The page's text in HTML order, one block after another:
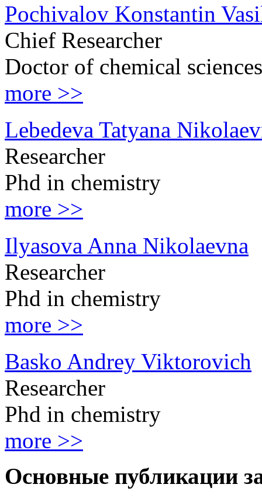
Pochivalov Konstantin
Chief Researcher
Doctor of сhemical sciences
more >>
Lebedeva Tatyana
Researcher
Phd in chemistry
more >>
Ilyasova Anna Nikolaevna
Researcher
Phd in chemistry
more >>
Basko Andrey Viktorovich
Researcher
Phd in chemistry
more >>
Основные публикации